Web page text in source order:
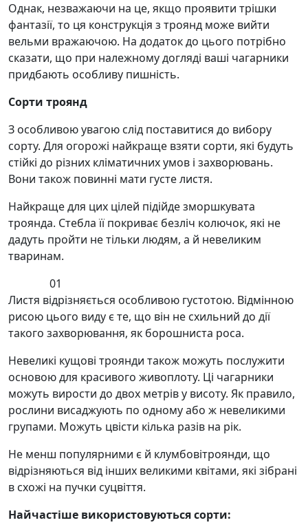
Однак, незважаючи на це, якщо проявити трішки
фантазії, то ця конструкція з троянд може вийти
вельми вражаючою. На додаток до цього потрібно
сказати, що при належному догляді ваші чагарники
придбають особливу пишність.
Сорти троянд
З особливою увагою слід поставитися до вибору
сорту. Для огорожі найкраще взяти сорти, які будуть
стійкі до різних кліматичних умов і захворювань.
Вони також повинні мати густе листя.
Найкраще для цих цілей підійде зморшкувата
троянда. Стебла її покриває безліч колючок, які не
дадуть пройти не тільки людям, а й невеликим
тваринам.
01
Листя відрізняється особливою густотою. Відмінною
рисою цього виду є те, що він не схильний до дії
такого захворювання, як борошниста роса.
Невеликі кущові троянди також можуть послужити
основою для красивого живоплоту. Ці чагарники
можуть вирости до двох метрів у висоту. Як правило,
рослини висаджують по одному або ж невеликими
групами. Можуть цвісти кілька разів на рік.
Не менш популярними є й клумбовітроянди, що
відрізняються від інших великими квітами, які зібрані
в схожі на пучки суцвіття.
Найчастіше використовуються сорти: